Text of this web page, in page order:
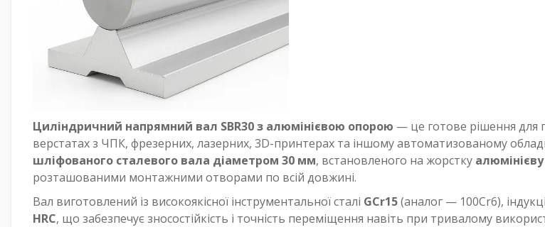
Циліндричний напрямний вал SBR30 з алюмінієвою опорою — це готове рішення для
верстатах з ЧПК, фрезерних, лазерних, 3D-принтерах та іншому автоматизованому
шліфованого сталевого вала діаметром 30 мм, встановленого на жорстку
розташованими монтажними отворами по всій довжині.
Вал виготовлений із високоякісної інструментальної сталі GCr15(аналог — 100Cr6),
HRC, що забезпечує зносостійкість і точність переміщення навіть при тривалому